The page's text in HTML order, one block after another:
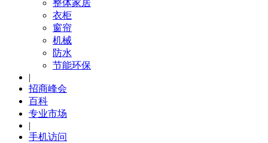
整体家居
衣柜
窗帘
机械
防水
节能环保
|
招商峰会
百科
专业市场
|
手机访问